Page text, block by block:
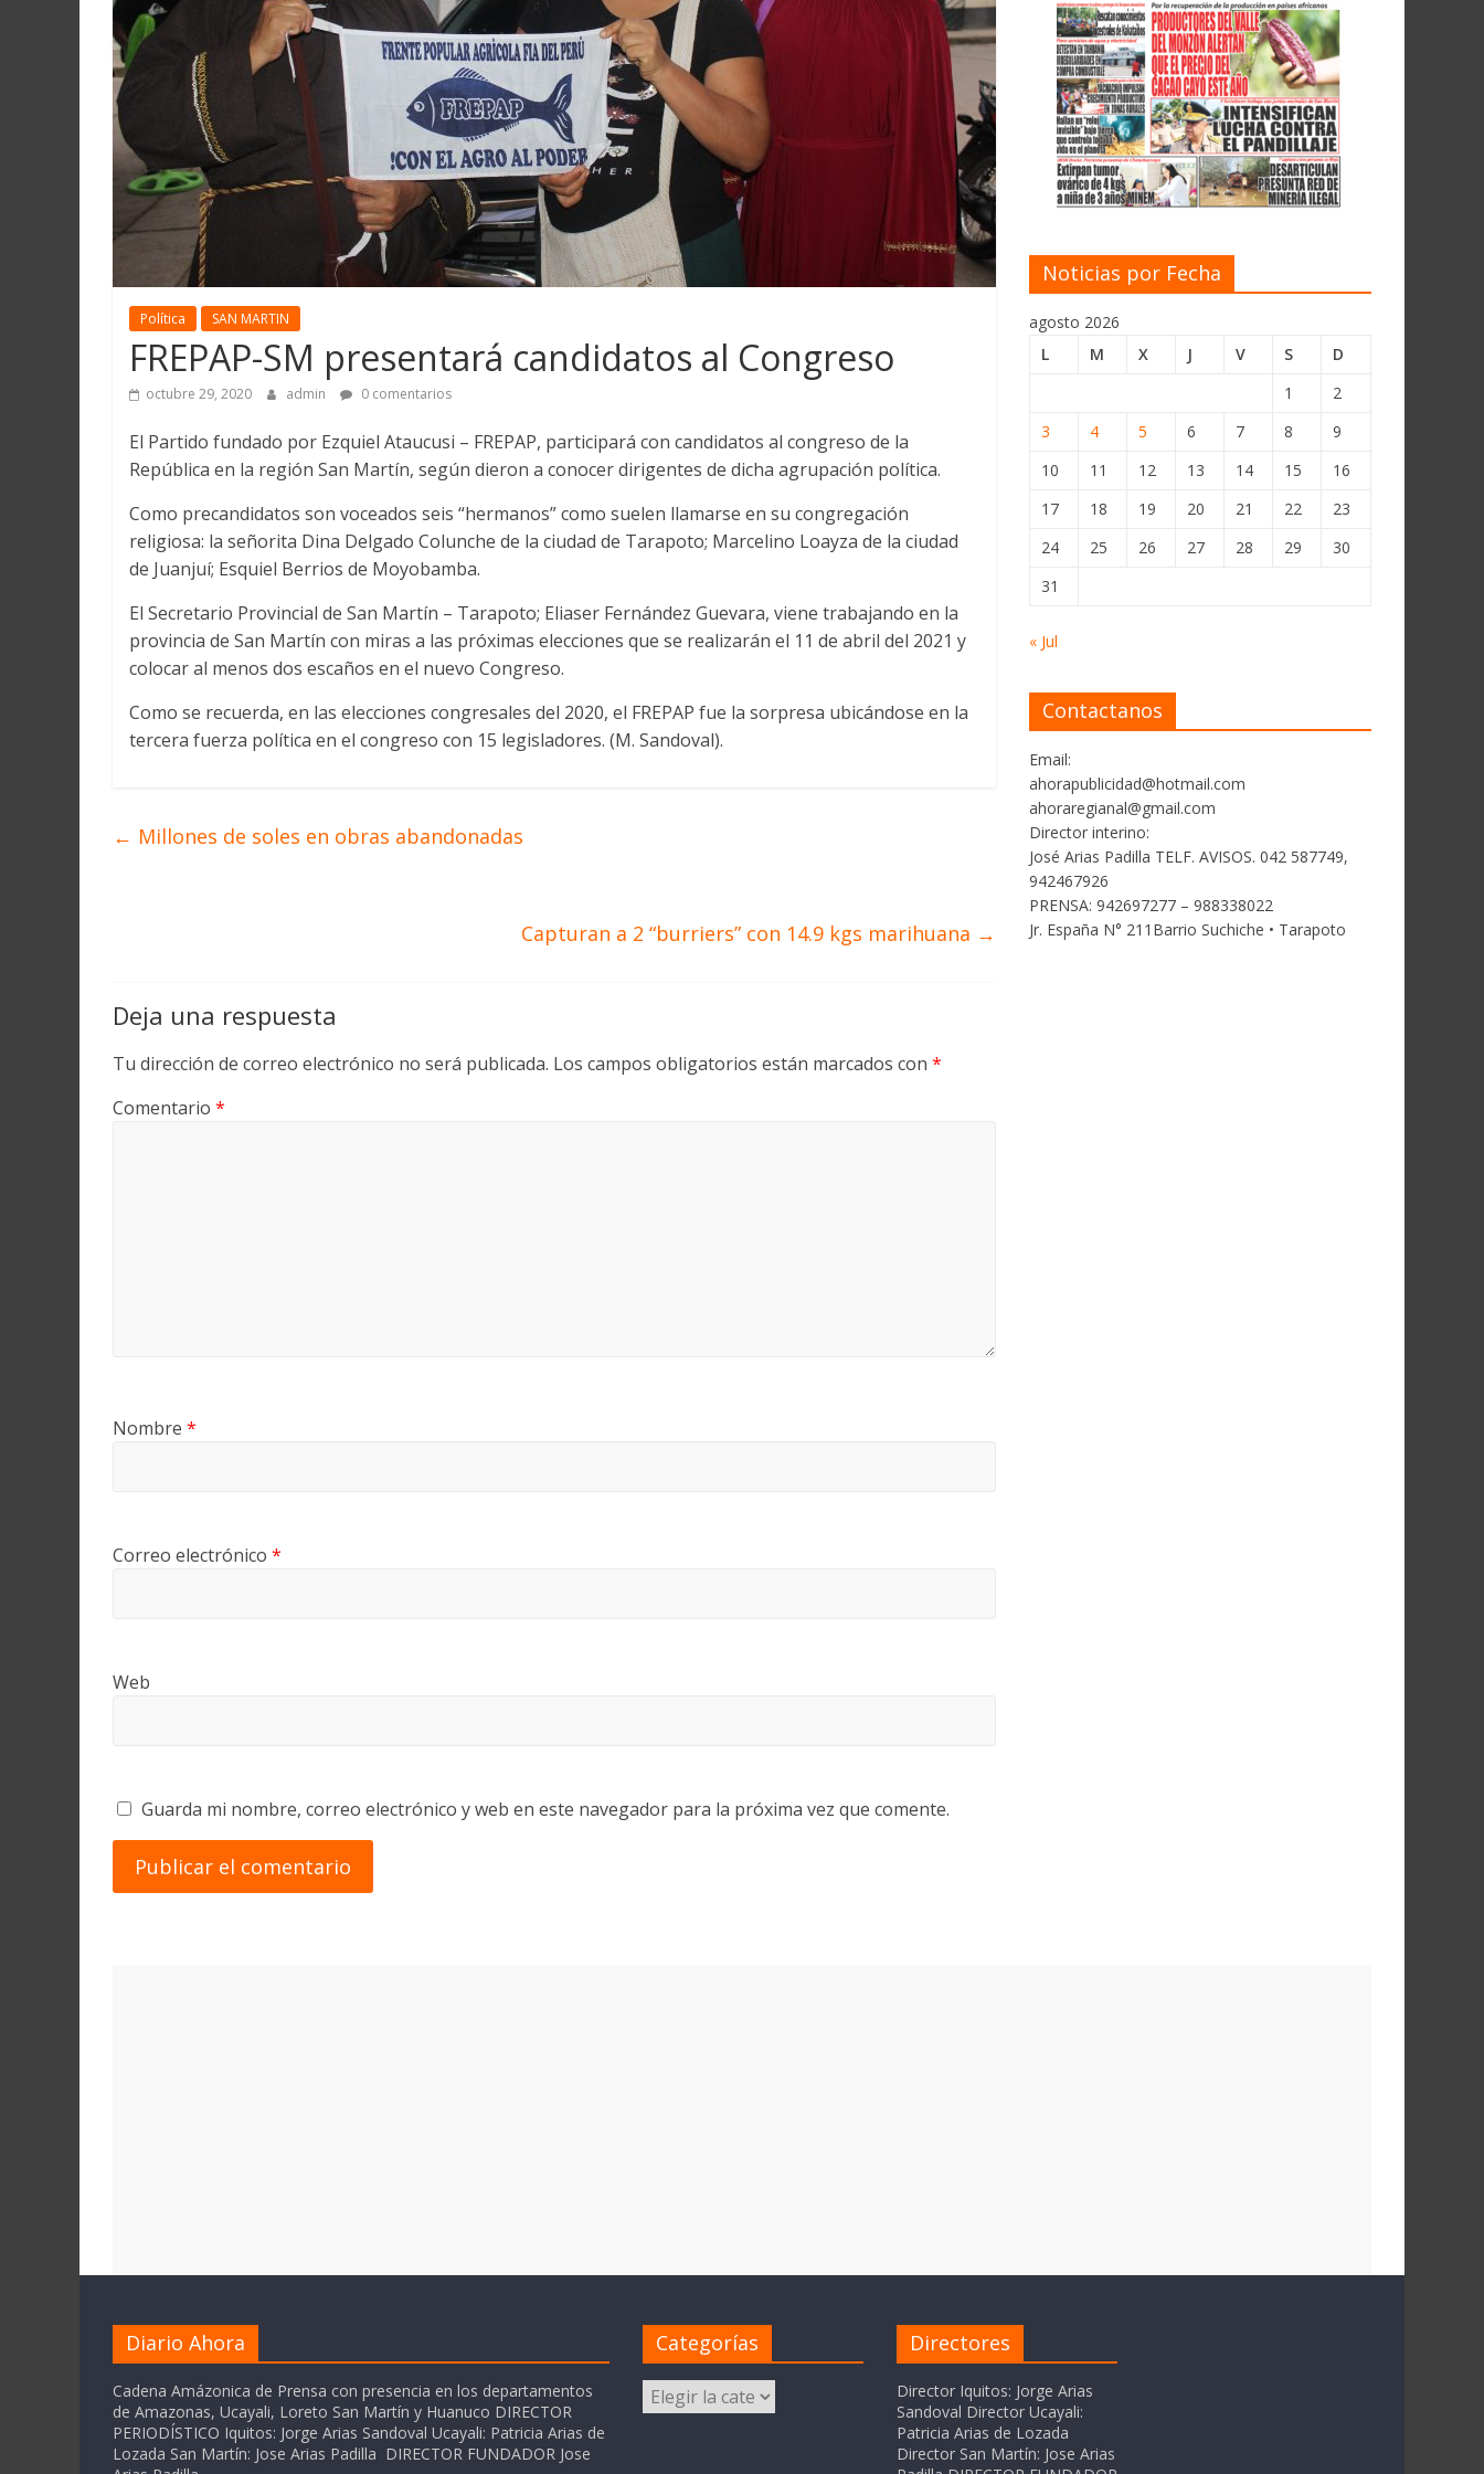
Martín
y
Loreto
Política SAN MARTIN
FREPAP-SM presentará candidatos al Congreso
octubre 29, 2020 admin 0 comentarios
El Partido fundado por Ezquiel Ataucusi – FREPAP, participará con candidatos al congreso de la
República en la región San Martín, según dieron a conocer dirigentes de dicha agrupación política.
Como precandidatos son voceados seis “hermanos” como suelen llamarse en su congregación
religiosa: la señorita Dina Delgado Colunche de la ciudad de Tarapoto; Marcelino Loayza de la ciudad
de Juanjuí; Esquiel Berrios de Moyobamba.
El Secretario Provincial de San Martín – Tarapoto; Eliaser Fernández Guevara, viene trabajando en la
provincia de San Martín con miras a las próximas elecciones que se realizarán el 11 de abril del 2021 y
colocar al menos dos escaños en el nuevo Congreso.
Como se recuerda, en las elecciones congresales del 2020, el FREPAP fue la sorpresa ubicándose en la
tercera fuerza política en el congreso con 15 legisladores. (M. Sandoval).
← Millones de soles en obras abandonadas
Capturan a 2 “burriers” con 14.9 kgs marihuana →
Deja una respuesta
Tu dirección de correo electrónico no será publicada. Los campos obligatorios están marcados con *
Comentario *
Nombre *
Correo electrónico *
Web
Guarda mi nombre, correo electrónico y web en este navegador para la próxima vez que comente.
Noticias por Fecha
agosto 2026
L
M X J V S
D
1
2
3
4 5 6 7 8
9
10
11 12 13 14 15
16
17
18 19 20 21 22
23
24
25 26 27 28 29
30
31
« Jul
Contactanos
Email:
ahorapublicidad@hotmail.com
ahoraregianal@gmail.com
Director interino:
José Arias Padilla TELF. AVISOS. 042 587749,
942467926
PRENSA: 942697277 – 988338022
Jr. España N° 211Barrio Suchiche • Tarapoto
Diario Ahora
Cadena Amázonica de Prensa con presencia en los departamentos
de Amazonas, Ucayali, Loreto San Martín y Huanuco DIRECTOR
PERIODÍSTICO Iquitos: Jorge Arias Sandoval Ucayali: Patricia Arias de
Lozada San Martín: Jose Arias Padilla DIRECTOR FUNDADOR Jose
Categorías
Categorías
Directores
Director Iquitos: Jorge Arias
Sandoval Director Ucayali:
Patricia Arias de Lozada
Director San Martín: Jose Arias